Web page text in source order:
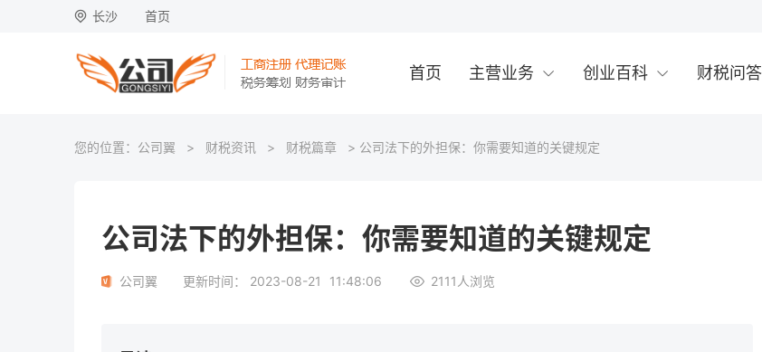
长沙 首页
首页 主营业务 创业百科 财税问答
您的位置： 公司翼 > 财税资讯 > 财税篇章 > 公司法下的外担保：你需要知道的关键规定
公司法下的外担保：你需要知道的关键规定
公司翼 更新时间： 2023-08-21 11:48:06 2111 人浏览